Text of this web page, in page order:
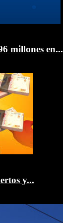
millones en...
y...